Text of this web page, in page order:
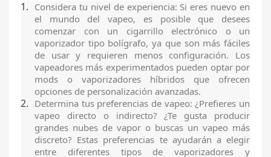
Considera tu nivel de experiencia: Si eres nuevo en
el mundo del vapeo, es posible que desees
comenzar con un cigarrillo electrónico o un
vaporizador tipo bolígrafo, ya que son más fáciles
de usar y requieren menos configuración. Los
vapeadores más experimentados pueden optar por
mods o vaporizadores híbridos que ofrecen
opciones de personalización avanzadas.
Determina tus preferencias de vapeo: ¿Prefieres un
vapeo directo o indirecto? ¿Te gusta producir
grandes nubes de vapor o buscas un vapeo más
discreto? Estas preferencias te ayudarán a elegir
entre diferentes tipos de vaporizadores y